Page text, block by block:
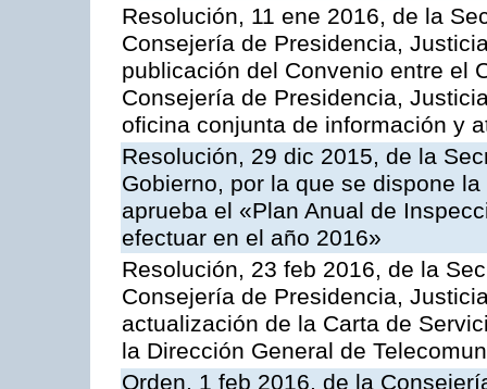
Resolución, 11 ene 2016, de la
Consejería de Presidencia,
publicación del Convenio entre el
Consejería de Presidencia,
oficina conjunta de información y
Resolución, 29 dic 2015, de la
Gobierno, por la que se dispone
aprueba el «Plan Anual de
efectuar en el año 2016»
Resolución, 23 feb 2016, de la
Consejería de Presidencia,
actualización de la Carta de
la Dirección General de
Orden, 1 feb 2016, de la